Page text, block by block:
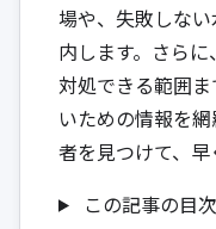
場や、失敗しな
内します。さら
対処できる範囲
いための情報を
者を見つけて、早
この記事の目次